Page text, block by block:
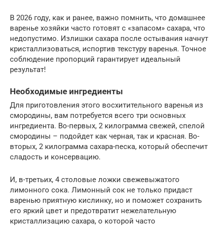
В 2026 году, как и ранее, важно помнить, что домашнее
варенье хозяйки часто готовят с «запасом» сахара, что
недопустимо. Излишки сахара после остывания начнут
кристаллизоваться, испортив текстуру варенья. Точное
соблюдение пропорций гарантирует идеальный
результат!
Необходимые ингредиенты
Для приготовления этого восхитительного варенья из
смородины, вам потребуется всего три основных
ингредиента. Во-первых, 2 килограмма свежей, спелой
смородины – подойдет как черная, так и красная. Во-
вторых, 2 килограмма сахара-песка, который обеспечит
сладость и консервацию.
И, в-третьих, 4 столовые ложки свежевыжатого
лимонного сока. Лимонный сок не только придаст
варенью приятную кислинку, но и поможет сохранить
его яркий цвет и предотвратит нежелательную
кристаллизацию сахара, о которой часто